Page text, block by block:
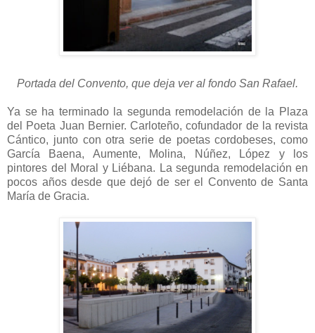
Portada del Convento, que deja ver al fondo San Rafael.
Ya se ha terminado la segunda remodelación de la Plaza
del Poeta Juan Bernier. Carloteño, cofundador de la revista
Cántico, junto con otra serie de poetas cordobeses, como
García Baena, Aumente, Molina, Núñez, López y los
pintores del Moral y Liébana. La segunda remodelación en
pocos años desde que dejó de ser el Convento de Santa
María de Gracia.